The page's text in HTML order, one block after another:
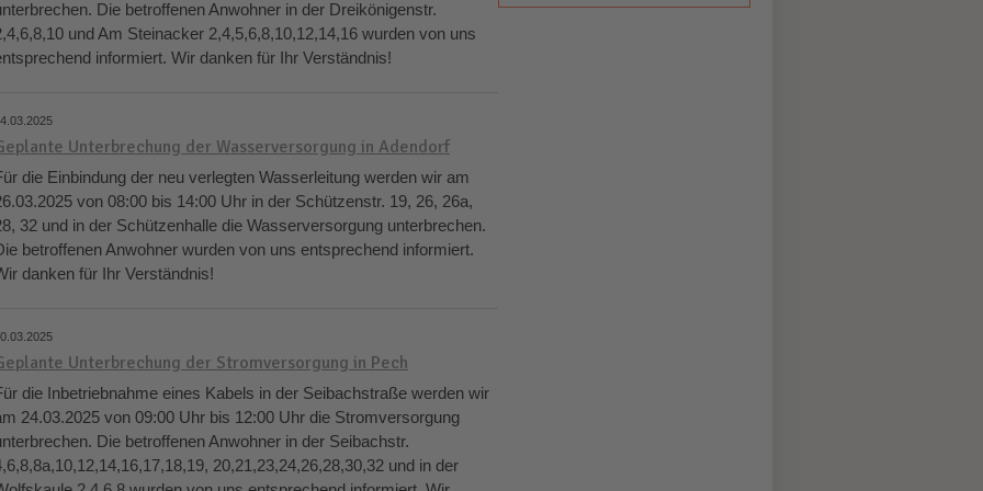
Die betroffenen Anwohner in der Dreikönigenstr.
und Am Steinacker 2,4,5,6,8,10,12,14,16 wurden von uns
informiert. Wir danken für Ihr Verständnis!
Unterbrechung der Wasserversorgung in Adendorf
die Einbindung der neu verlegten Wasserleitung werden wir am
von 08:00 bis 14:00 Uhr in der Schützenstr. 19, 26, 26a,
32 und in der Schützenhalle die Wasserversorgung unterbrechen.
betroffenen Anwohner wurden von uns entsprechend informiert.
danken für Ihr Verständnis!
Unterbrechung der Stromversorgung in Pech
die Inbetriebnahme eines Kabels in der Seibachstraße werden wir
24.03.2025 von 09:00 Uhr bis 12:00 Uhr die Stromversorgung
Die betroffenen Anwohner in der Seibachstr.
20,21,23,24,26,28,30,32 und in der